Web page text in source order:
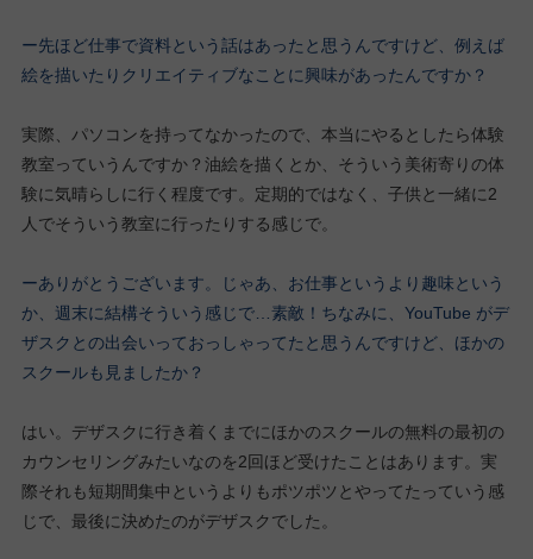
ー先ほど仕事で資料という話はあったと思うんですけど、例えば
絵を描いたりクリエイティブなことに興味があったんですか？
実際、パソコンを持ってなかったので、本当にやるとしたら体験
教室っていうんですか？油絵を描くとか、そういう美術寄りの体
験に気晴らしに行く程度です。定期的ではなく、子供と一緒に2
人でそういう教室に行ったりする感じで。
ーありがとうございます。じゃあ、お仕事というより趣味という
か、週末に結構そういう感じで…素敵！ちなみに、YouTube がデ
ザスクとの出会いっておっしゃってたと思うんですけど、ほかの
スクールも見ましたか？
はい。デザスクに行き着くまでにほかのスクールの無料の最初の
カウンセリングみたいなのを2回ほど受けたことはあります。実
際それも短期間集中というよりもポツポツとやってたっていう感
じで、最後に決めたのがデザスクでした。